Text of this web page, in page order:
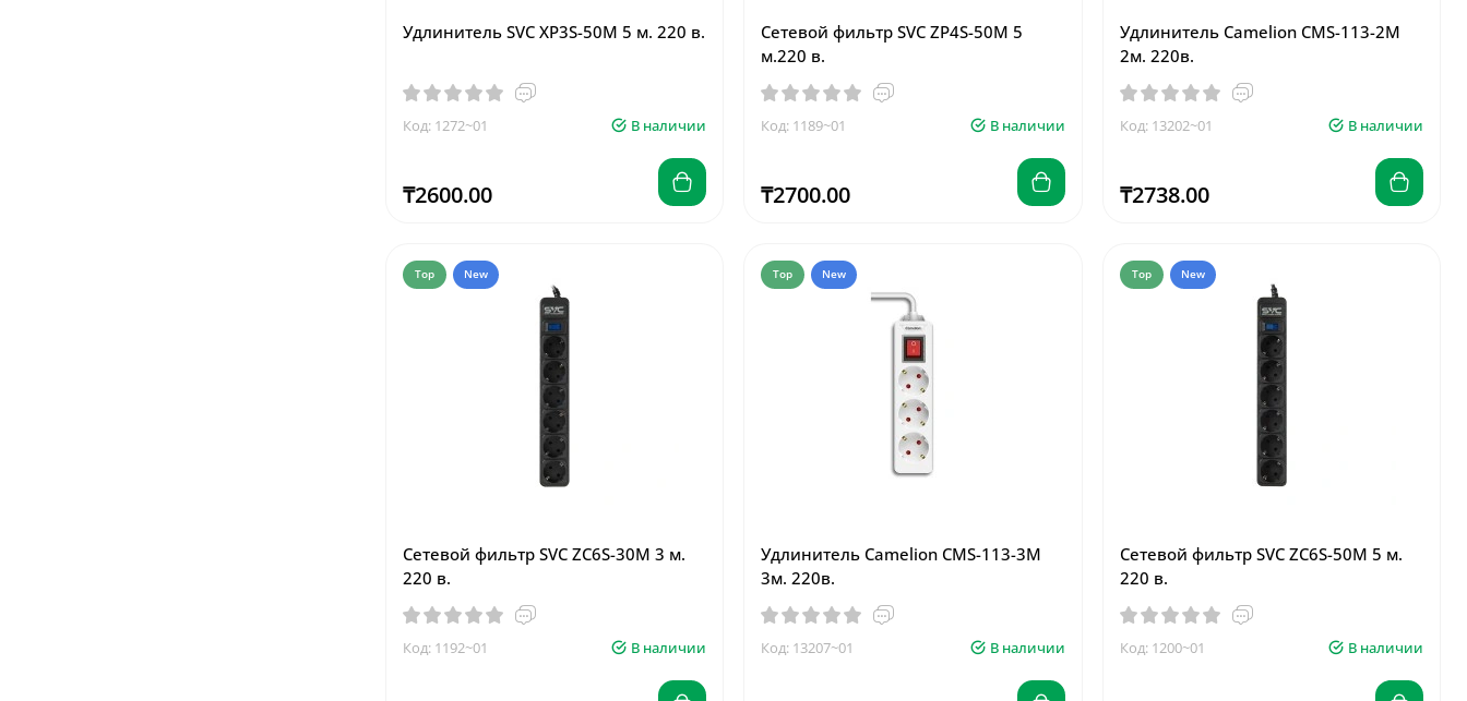
Удлинитель SVC XP3S-50M 5 м. 220 в.
Код: 1272~01 В наличии
₸2600.00
Сетевой фильтр SVC ZP4S-50M 5
м.220 в.
Код: 1189~01 В наличии
₸2700.00
Удлинитель Camelion CMS-113-2M
2м. 220в.
Код: 13202~01 В наличии
₸2738.00
Top New
Сетевой фильтр SVC ZC6S-30M 3 м.
220 в.
Код: 1192~01 В наличии
Top New
Удлинитель Camelion CMS-113-3M
3м. 220в.
Код: 13207~01 В наличии
Top New
Сетевой фильтр SVC ZC6S-50M 5 м.
220 в.
Код: 1200~01 В наличии